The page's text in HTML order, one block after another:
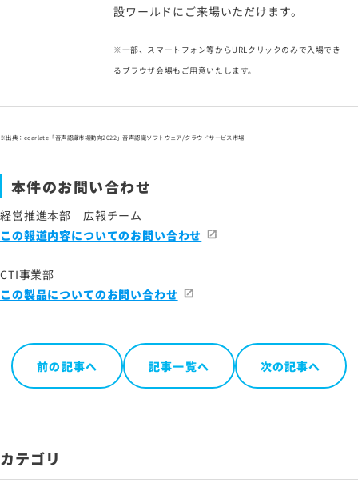
設ワールドにご来場いただけます。
※一部、スマートフォン等からURLクリックのみで入場でき
るブラウザ会場もご用意いたします。
※出典：ecarlate「音声認識市場動向2022」音声認識ソフトウェア/クラウドサービス市場
本件のお問い合わせ
経営推進本部 広報チーム
この報道内容についてのお問い合わせ
CTI事業部
この製品についてのお問い合わせ
前の記事へ 記事一覧へ 次の記事へ
カテゴリ